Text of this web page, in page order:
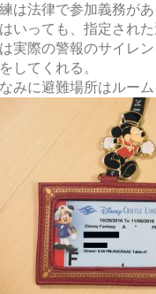
は法律で参加義務が
いっても、指定され
実際の警報のサイレ
してくれる。
みに避難場所はルー